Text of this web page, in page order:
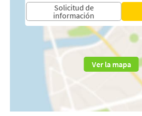
Solicitud de
información
Ver la mapa